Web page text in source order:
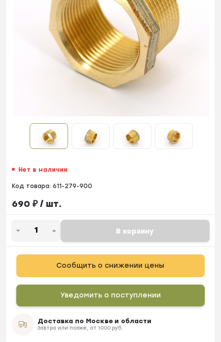
Нет в наличии
Код товара: 611-279-900
690 ₽/ шт.
В корзину
Сообщить о снижении цены
Уведомить о поступлении
Доставка по Москве и области
Завтра или позже, от 1000 руб.